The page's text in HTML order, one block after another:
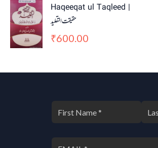
Haqeeqat ul Taqleed |
حقیقت التقلید
₹600.00